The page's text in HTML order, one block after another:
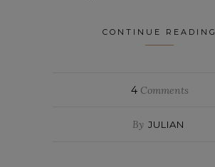
CONTINUE READING
4Comments
By JULIAN